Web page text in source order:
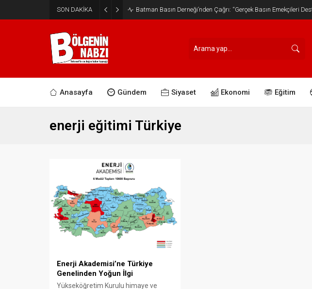
SON DAKİKA Batman Basın Derneği’nden Çağrı: “Gerçek Basın Emekçileri
Anasayfa Gündem Siyaset Ekonomi Eğitim
enerji eğitimi Türkiye
Enerji Akademisi’ne Türkiye
Genelinden Yoğun İlgi
Yükseköğretim Kurulu himaye ve